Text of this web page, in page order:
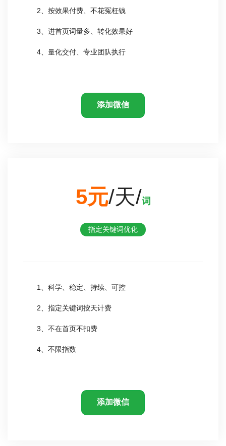
2、按效果付费、不花冤枉钱
3、进首页词量多、转化效果好
4、量化交付、专业团队执行
添加微信
5元/天/词
指定关键词优化
1、科学、稳定、持续、可控
2、指定关键词按天计费
3、不在首页不扣费
4、不限指数
添加微信